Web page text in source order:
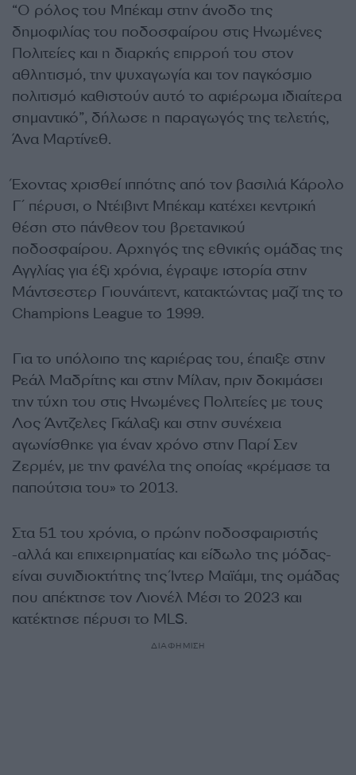
“Ο ρόλος του Μπέκαμ στην άνοδο της
δημοφιλίας του ποδοσφαίρου στις Ηνωμένες
Πολιτείες και η διαρκής επιρροή του στον
αθλητισμό, την ψυχαγωγία και τον παγκόσμιο
πολιτισμό καθιστούν αυτό το αφιέρωμα ιδιαίτερα
σημαντικό”, δήλωσε η παραγωγός της τελετής,
Άνα Μαρτίνεθ.
Έχοντας χρισθεί ιππότης από τον βασιλιά Κάρολο
Γ΄ πέρυσι, ο Ντέιβιντ Μπέκαμ κατέχει κεντρική
θέση στο πάνθεον του βρετανικού
ποδοσφαίρου. Αρχηγός της εθνικής ομάδας της
Αγγλίας για έξι χρόνια, έγραψε ιστορία στην
Μάντσεστερ Γιουνάιτεντ, κατακτώντας μαζί της το
Champions League το 1999.
Για το υπόλοιπο της καριέρας του, έπαιξε στην
Ρεάλ Μαδρίτης και στην Μίλαν, πριν δοκιμάσει
την τύχη του στις Ηνωμένες Πολιτείες με τους
Λος Άντζελες Γκάλαξι και στην συνέχεια
αγωνίσθηκε για έναν χρόνο στην Παρί Σεν
Ζερμέν, με την φανέλα της οποίας «κρέμασε τα
παπούτσια του» το 2013.
Στα 51 του χρόνια, ο πρώην ποδοσφαιριστής
-αλλά και επιχειρηματίας και είδωλο της μόδας-
είναι συνιδιοκτήτης της Ίντερ Μαϊάμι, της ομάδας
που απέκτησε τον Λιονέλ Μέσι το 2023 και
κατέκτησε πέρυσι το MLS.
ΔΙΑΦΗΜΙΣΗ